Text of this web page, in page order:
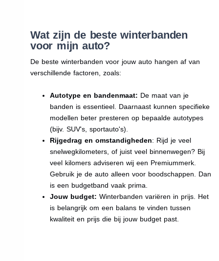
Wat zijn de beste winterbanden
voor mijn auto?
De beste winterbanden voor jouw auto hangen af van
verschillende factoren, zoals:
Autotype en bandenmaat: De maat van je
banden is essentieel. Daarnaast kunnen specifieke
modellen beter presteren op bepaalde autotypes
(bijv. SUV's, sportauto's).
Rijgedrag en omstandigheden: Rijd je veel
snelwegkilometers, of juist veel binnenwegen? Bij
veel kilomers adviseren wij een Premiummerk.
Gebruik je de auto alleen voor boodschappen. Dan
is een budgetband vaak prima.
Jouw budget: Winterbanden variëren in prijs. Het
is belangrijk om een balans te vinden tussen
kwaliteit en prijs die bij jouw budget past.